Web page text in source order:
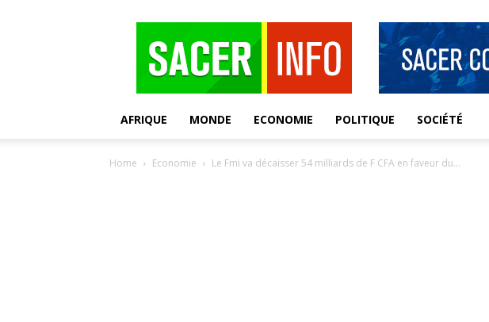
AFRIQUE MONDE ECONOMIE POLITIQUE SOCIÉTÉ
Home Economie Le Fmi va décaisser 54 milliards de F CFA en faveur du...